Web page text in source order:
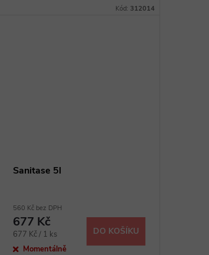
zabraňuje vysoušení pokožkyKód: 312014
Sanitase 5l
560 Kč bez DPH
677 Kč
Měrná
cena:
677 Kč / 1 ks
Momentálně
DO KOŠÍKU